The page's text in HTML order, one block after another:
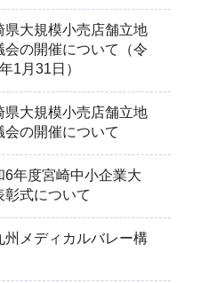
県大規模小売店舗立地
会の開催について（令
1月31日）
県大規模小売店舗立地
会の開催について
6年度宮崎中小企業大
彰式について
州メディカルバレー構